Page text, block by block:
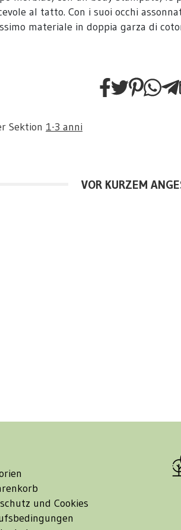
al tatto. Con i suoi occhi
materiale in doppia garza di
Sektion 1-3 anni
VOR KURZEM
und Cookies